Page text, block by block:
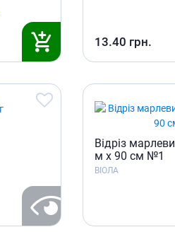
13.40 грн.
Вiдрiз
м х 90 см №1
ВІОЛА